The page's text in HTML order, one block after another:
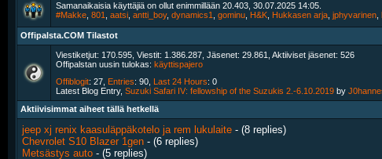
Samanaikaisia käyttäjiä on ollut enimmillään 20.403, 30.07.2025 14:05.
#Makke 801 aatsi antti_boy, ‎ dynamics1 gominu H&K Hukkasen arja jphyvarinen
Offipalsta.COM Tilastot
Viestiketjut: 170.595, Viestit: 1.386.287, Jäsenet: 29.861, Aktiiviset jäsenet: 526
Offipalstan uusin tulokas: käyttispajero
Offiblogit: 27, Entries: 90, Last 24 Hours: 0
Latest Blog Entry, Suzuki Safari IV: fellowship of the Suzukis 2.-6.10.2019 by
Aktiivisimmat aiheet tällä hetkellä
jeep xj renix kaasuläppäkotelo ja rem lukulaite - (8 replies)
Chevrolet S10 Blazer 1gen - (6 replies)
Metsästys auto - (5 replies)